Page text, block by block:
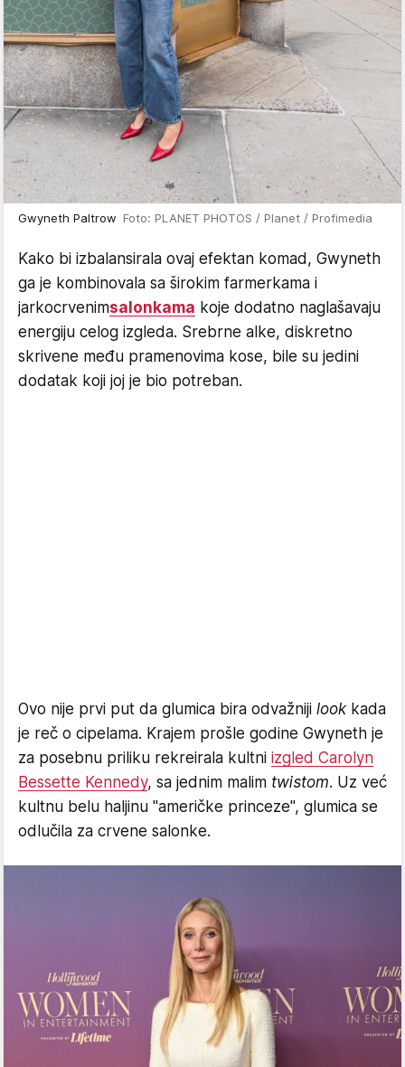
Gwyneth Paltrow Foto: PLANET PHOTOS / Planet / Profimedia
Kako bi izbalansirala ovaj efektan komad, Gwyneth
ga je kombinovala sa širokim farmerkama i
jarkocrvenimsalonkama koje dodatno naglašavaju
energiju celog izgleda. Srebrne alke, diskretno
skrivene među pramenovima kose, bile su jedini
dodatak koji joj je bio potreban.
Ovo nije prvi put da glumica bira odvažniji lookkada
je reč o cipelama. Krajem prošle godine Gwyneth je
za posebnu priliku rekreirala kultni izgled Carolyn
Bessette Kennedy, sa jednim malim twistom. Uz već
kultnu belu haljinu "američke princeze", glumica se
odlučila za crvene salonke.